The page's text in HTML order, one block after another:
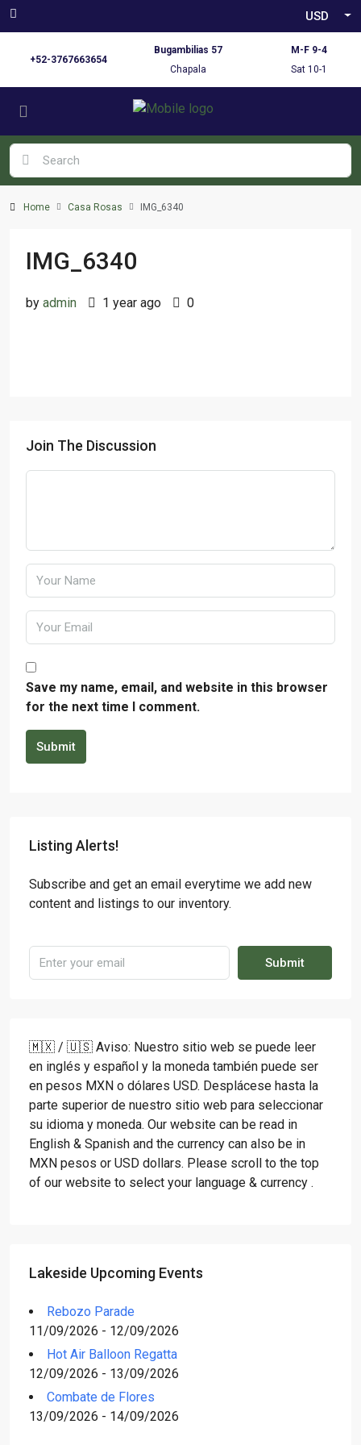
USD
+52-3767663654
Bugambilias 57
Chapala
M-F 9-4
Sat 10-1
Home Casa Rosas IMG_6340
IMG_6340
by admin 1 year ago 0
Join The Discussion
Save my name, email, and website in this browser
for the next time I comment.
Submit
Listing Alerts!
Subscribe and get an email everytime we add new
content and listings to our inventory.
Submit
🇲🇽 / 🇺🇸 Aviso: Nuestro sitio web se puede leer
en inglés y español y la moneda también puede ser
en pesos MXN o dólares USD. Desplácese hasta la
parte superior de nuestro sitio web para seleccionar
su idioma y moneda. Our website can be read in
English & Spanish and the currency can also be in
MXN pesos or USD dollars. Please scroll to the top
of our website to select your language & currency .
Lakeside Upcoming Events
Rebozo Parade
11/09/2026 - 12/09/2026
Hot Air Balloon Regatta
12/09/2026 - 13/09/2026
Combate de Flores
13/09/2026 - 14/09/2026